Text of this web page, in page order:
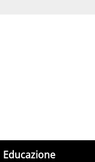
Educazione